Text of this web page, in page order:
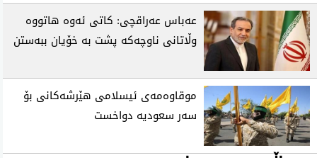
عەباس عەراقچی: کاتی ئەوە هاتووە
وڵاتانی ناوچەکە پشت بە خۆیان ببەستن
موقاوەمەی ئیسلامی هێرشەکانی بۆ
سەر سعودیە دواخست